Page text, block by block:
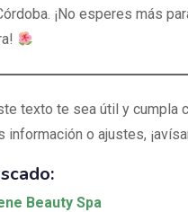
¡No esperes más
texto te sea útil y cumpla
información o ajustes,
Beauty Spa